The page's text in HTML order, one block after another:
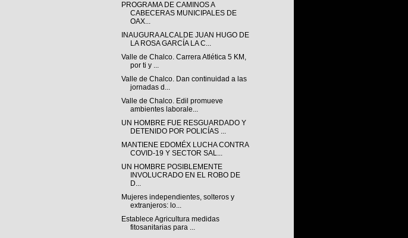
PROGRAMA DE CAMINOS A
CABECERAS MUNICIPALES DE
OAX...
INAUGURA ALCALDE JUAN HUGO DE
LA ROSA GARCÍA LA C...
Valle de Chalco. Carrera Atlética 5 KM,
por ti y ...
Valle de Chalco. Dan continuidad a las
jornadas d...
Valle de Chalco. Edil promueve
ambientes laborale...
UN HOMBRE FUE RESGUARDADO Y
DETENIDO POR POLICÍAS ...
MANTIENE EDOMÉX LUCHA CONTRA
COVID-19 Y SECTOR SAL...
UN HOMBRE POSIBLEMENTE
INVOLUCRADO EN EL ROBO DE
D...
Mujeres independientes, solteros y
extranjeros: lo...
Establece Agricultura medidas
fitosanitarias para ...